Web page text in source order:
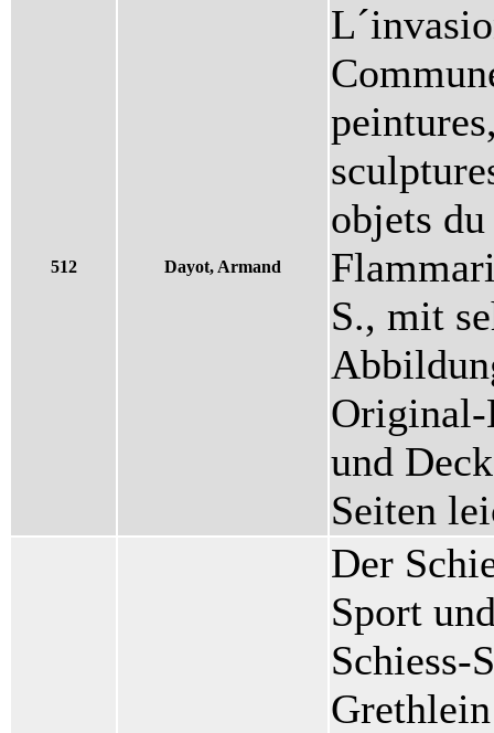
512 Dayot, Armand
objets
S., mit
Original-
und
Seiten
Der
Sport
Schiess-